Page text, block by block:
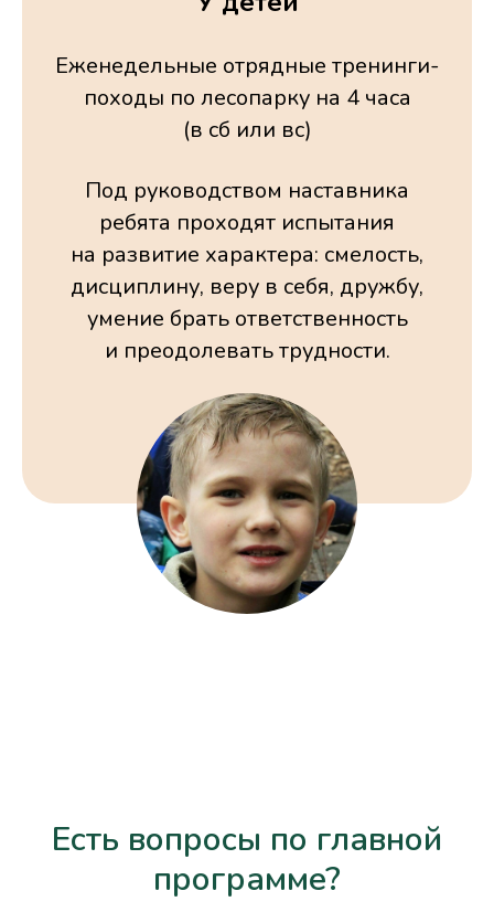
Еженедельные отрядные тренинги-
походы по лесопарку на 4 часа
(в сб или вс)
Под руководством наставника
ребята проходят испытания
на развитие характера: смелость,
дисциплину, веру в себя, дружбу,
умение брать ответственность
и преодолевать трудности.
Есть вопросы по главной
программе?